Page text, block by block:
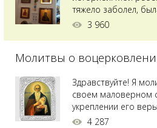
тяжело заболел,
сложнейшая
святого Владимира
позже прочитав
Преподобного...
3 960
Молитвы о
Здравствуйте! Я
своем маловерном
укреплении его
мы с супругой
4 287